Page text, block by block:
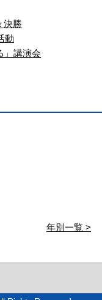
決勝
動
」講演会
年別一覧 >